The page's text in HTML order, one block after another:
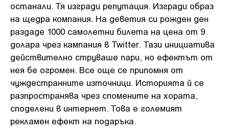
останали. Тя изгради репутация. Изгради образ
на щедра компания. На деветия си рожден ден
раздаде 1000 самолетни билета на цена от 9
долара чрез кампания в Twitter. Тази инициатива
действително струваше пари, но ефектът от
нея бе огромен. Все още се припомня от
чуждестранните източници. Историята й се
разпространява чрез спомените на хората,
споделени в интернет. Това е големият
рекламен ефект на подаръка.